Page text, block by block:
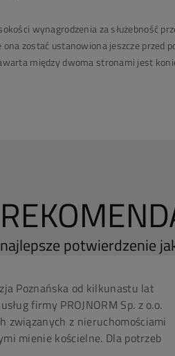
wynagrodzenia za służebność
ona zostać ustanowiona jeszcze przed
między dwoma stronami jest
najlepsze potwierdzenie
Poznańska od kilkunastu lat
firmy PROJNORM Sp. z o.o.
związanych z nieruchomościami
mienie kościelne. Dla potrzeb